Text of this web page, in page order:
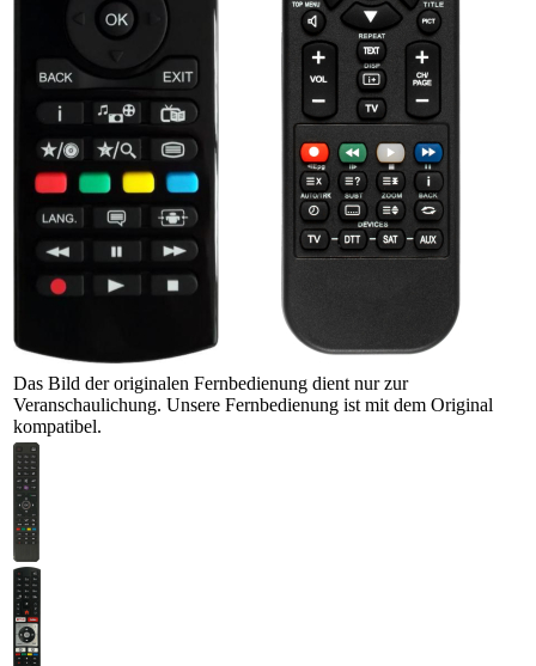
Das Bild der originalen Fernbedienung dient nur zur
Veranschaulichung. Unsere Fernbedienung ist mit dem Original
kompatibel.